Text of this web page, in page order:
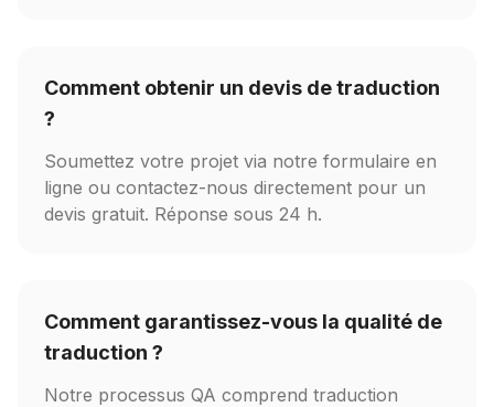
Comment obtenir un devis de traduction
?
Soumettez votre projet via notre formulaire en
ligne ou contactez-nous directement pour un
devis gratuit. Réponse sous 24 h.
Comment garantissez-vous la qualité de
traduction ?
Notre processus QA comprend traduction